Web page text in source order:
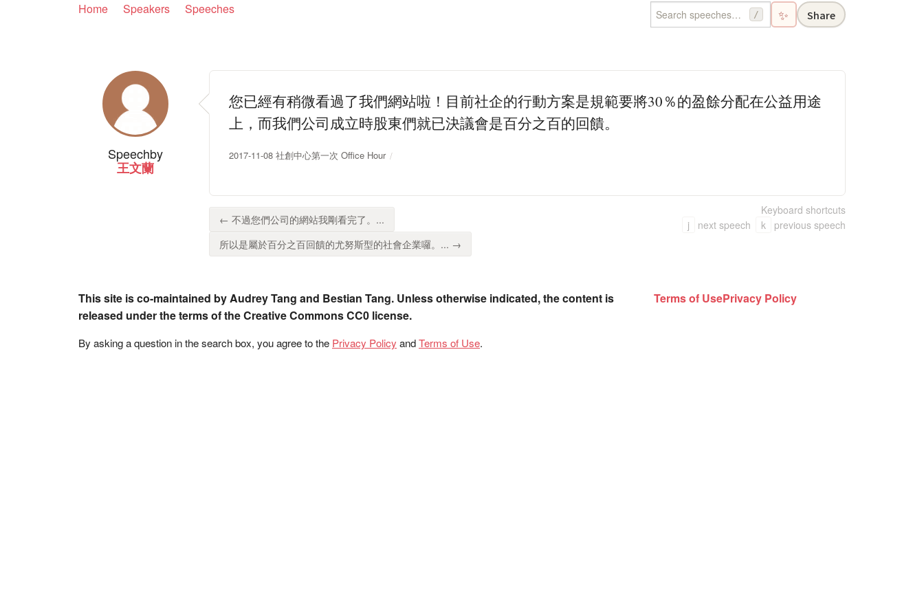
Home Speakers Speeches / ✨ Share
Speechby
王文蘭
您已經有稍微看過了我們網站啦！目前社企的行動方案是規範要將30％的盈餘分配在公益用途
上，而我們公司成立時股東們就已決議會是百分之百的回饋。
2017-11-08 社創中心第一次 Office Hour
← 不過您們公司的網站我剛看完了。...
所以是屬於百分之百回饋的尤努斯型的社會企業囉。... →
Keyboard shortcuts
j
next speech k previous speech
This site is co-maintained by Audrey Tang and Bestian Tang. Unless otherwise indicated, the content is
released under the terms of the Creative Commons CC0 license.
By asking a question in the search box, you agree to the Privacy Policy andTerms of Use.
Terms of UsePrivacy Policy